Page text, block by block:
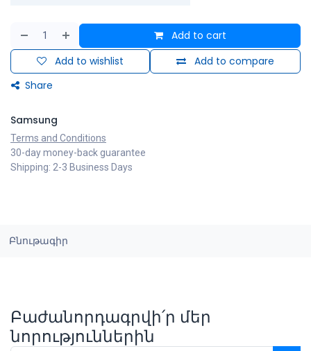
Add to cart
Add to compare
Add to wishlist
Share
Samsung
Terms and Conditions
30-day money-back guarantee
Shipping: 2-3 Business Days
Բնութագիր
Բաժանորդագրվի՛ր մեր
նորություններին